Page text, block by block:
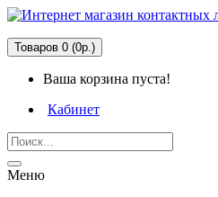
Товаров 0 (0р.)
Ваша корзина пуста!
Кабинет
Меню